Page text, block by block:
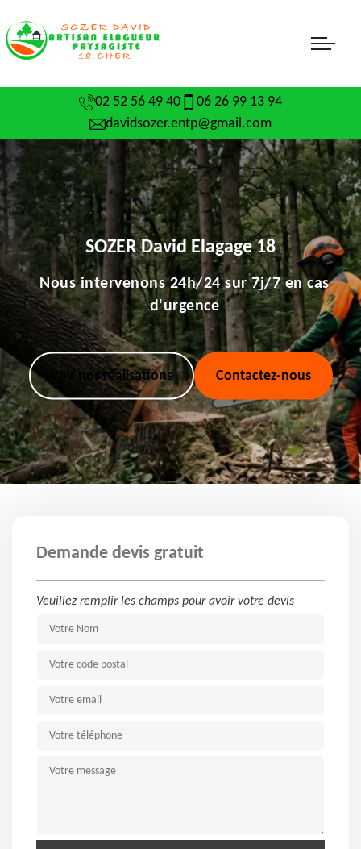
02 52 56 49 40
06 26 99 13 94
davidsozer.entp@gmail.com
SOZER David Elagage 18
Nous intervenons 24h/24 sur 7j/7 en cas
d'urgence
Voir nos réalisations Contactez-nous
Demande devis gratuit
Veuillez remplir les champs pour avoir votre devis